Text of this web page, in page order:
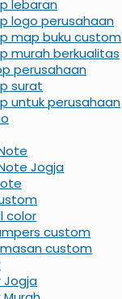
lebaran
logo perusahaan
map buku custom
murah berkualitas
perusahaan
surat
untuk perusahaan
Jogja
color
custom
custom
Jogja